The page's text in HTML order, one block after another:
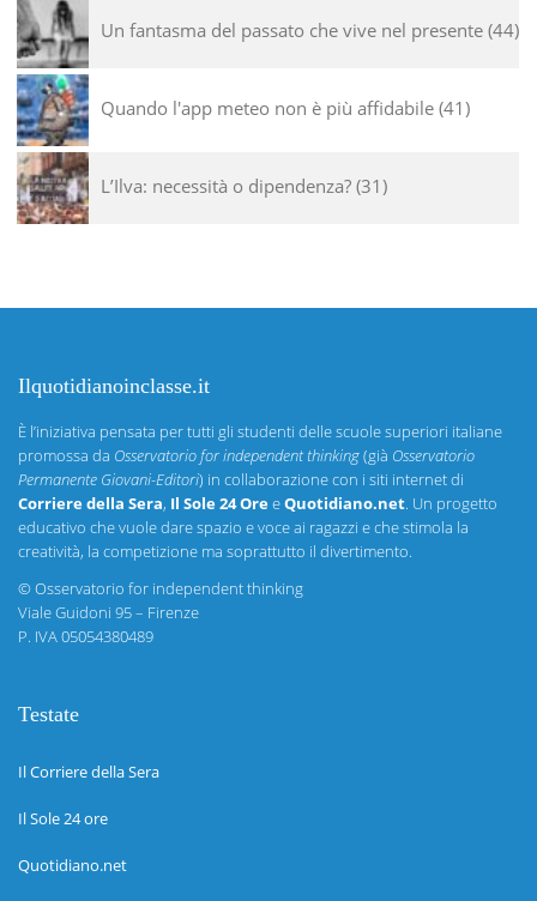
Un fantasma del passato che vive nel presente 44
Quando l'app meteo non è più affidabile 41
L’Ilva: necessità o dipendenza? 31
Ilquotidianoinclasse.it
È l’iniziativa pensata per tutti gli studenti delle scuole superiori italiane
promossa da Osservatorio for independent thinking(già Osservatorio
Permanente Giovani-Editori) in collaborazione con i siti internet di
Corriere della Sera, Il Sole 24 OreeQuotidiano.net. Un progetto
educativo che vuole dare spazio e voce ai ragazzi e che stimola la
creatività, la competizione ma soprattutto il divertimento.
©Osservatorio for independent thinking
Viale Guidoni 95 – Firenze
P. IVA 05054380489
Testate
Il Corriere della Sera
Il Sole 24 ore
Quotidiano.net